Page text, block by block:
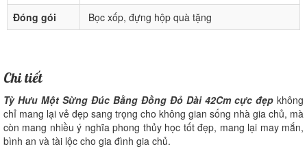
Đóng gói
Bọc xốp, đựng hộp quà tặng
Chi tiết
Tỳ Hưu Một Sừng Đúc Bằng Đồng Đỏ Dài 42Cm cực đẹp không
chỉ mang lại vẻ đẹp sang trọng cho không gian sống nhà gia chủ, mà
còn mang nhiều ý nghĩa phong thủy học tốt đẹp, mang lại may mắn,
bình an và tài lộc cho gia đình gia chủ.